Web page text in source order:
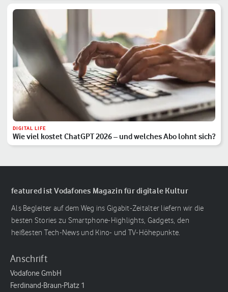
DIGITAL LIFE
Wie viel kostet ChatGPT 2026 – und welches Abo lohnt sich?
featured ist Vodafones Magazin für digitale Kultur
Als Begleiter auf dem Weg ins Gigabit-Zeitalter liefern wir die
besten Stories zu Smartphone-Highlights, Gadgets, den
heißesten Tech-News und Kino- und TV-Höhepunkte.
Anschrift
Vodafone GmbH
Ferdinand-Braun-Platz 1